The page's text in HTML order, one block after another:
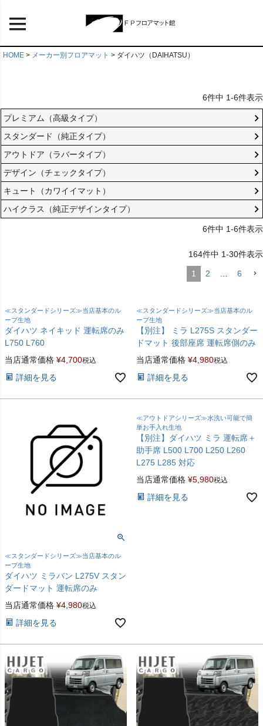
HOME メーカー別フロアマット ダイハツ（DAIHATSU）
6件中 1-6件表示
プレミアム（高級タイプ）
スタンダード（純正タイプ）
アウトドア（ラバータイプ）
デザイン（チェックタイプ）
キュート（カワイイマット）
ハイクラス（純正デザインタイプ）
6件中 1-6件表示
164件中 1-30件表示
1 2 6
≪スタンダードシリーズ≫当店基本のル
ープ生地
ダイハツ ネイキッド 運転席のみ
L750 L760
当店通常価格 ¥4,700税込
詳細を見る
≪スタンダードシリーズ≫当店基本のル
ープ生地
【別注】 ミラ L275S スタンダー
ドマット 後部座席 運転席側のみ
当店通常価格 ¥4,980税込
詳細を見る
≪スタンダードシリーズ≫当店基本のル
ープ生地
ダイハツ ミラバン L275V スタン
ダードマット 運転席のみ
当店通常価格 ¥4,980税込
詳細を見る
≪アウトドアシリーズ≫水洗い可能で簡
単お手入れ生地
【別注】ダイハツ ミラ 運転席＋
助手席 L500 L700 L250 L260
L275 L285 対応
当店通常価格 ¥5,980税込
詳細を見る